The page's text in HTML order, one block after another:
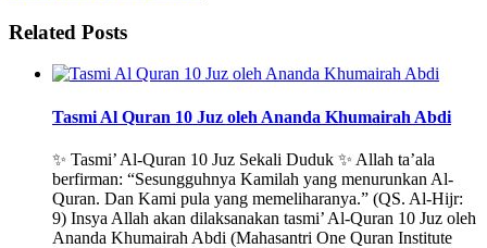
Related Posts
Tasmi Al Quran 10 Juz oleh Ananda Khumairah Abdi
✨ Tasmi’ Al-Quran 10 Juz Sekali Duduk ✨ Allah ta’ala
berfirman: “Sesungguhnya Kamilah yang menurunkan Al-
Quran. Dan Kami pula yang memeliharanya.” (QS. Al-Hijr:
9) Insya Allah akan dilaksanakan tasmi’ Al-Quran 10 Juz oleh
Ananda Khumairah Abdi (Mahasantri One Quran Institute